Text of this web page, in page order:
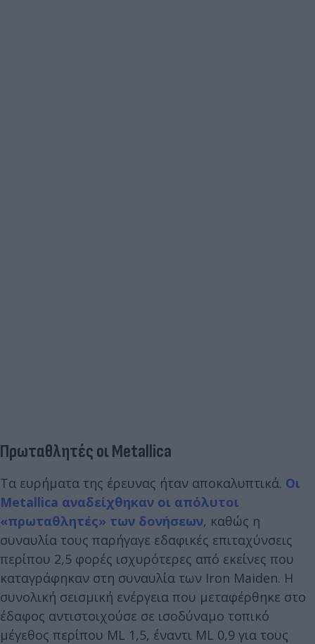
Πρωταθλητές οι Metallica
Τα ευρήματα της έρευνας ήταν αποκαλυπτικά. Οι
Metallica αναδείχθηκαν οι απόλυτοι
«πρωταθλητές» των δονήσεων, καθώς η
συναυλία τους παρήγαγε εδαφικές επιταχύνσεις
περίπου 2,5 φορές ισχυρότερες από εκείνες που
καταγράφηκαν στη συναυλία των Iron Maiden. Η
συνολική σεισμική ενέργεια που μεταφέρθηκε στο
έδαφος αντιστοιχούσε σε ισοδύναμο τοπικό
μέγεθος περίπου ML 1,5, έναντι ML 0,9 για τους